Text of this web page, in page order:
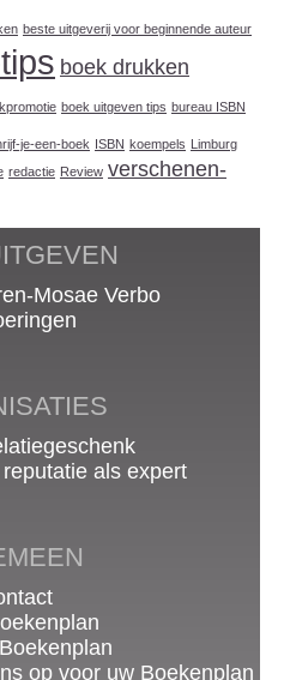
beste uitgeverij voor beginnende auteur
boek drukken
boek uitgeven tips bureau ISBN
je-een-boek ISBN koempels Limburg
redactie Review verschenen-
Mosae Verbo
als expert
op voor uw Boekenplan